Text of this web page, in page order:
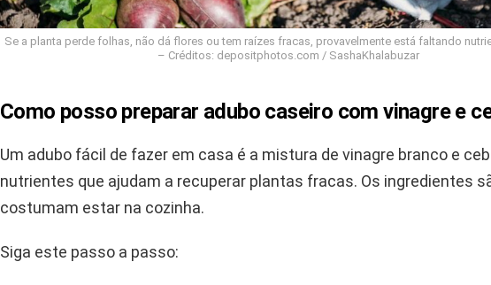
Se a planta perde folhas, não dá flores ou tem raízes fracas, provavelmente está faltando
– Créditos: depositphotos.com / SashaKhalabuzar
Como posso preparar adubo caseiro com vinagre e
Um adubo fácil de fazer em casa é a mistura de vinagre branco e
nutrientes que ajudam a recuperar plantas fracas. Os ingredientes
costumam estar na cozinha.
Siga este passo a passo: